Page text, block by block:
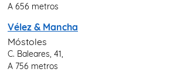
A 656 metros
Vélez & Mancha
Móstoles
C. Baleares, 41,
A 756 metros